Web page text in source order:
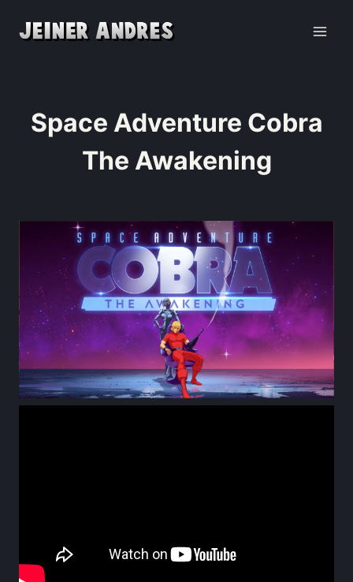
Space Adventure Cobra
The Awakening